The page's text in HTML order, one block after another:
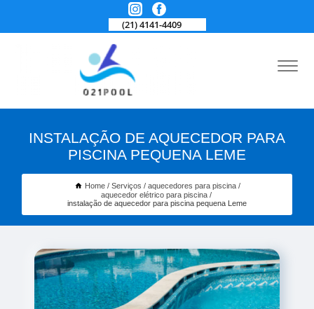
(21) 4141-4409
INSTALAÇÃO DE AQUECEDOR PARA
PISCINA PEQUENA LEME
Home Serviços
aquecedores para piscina
aquecedor elétrico para piscina
instalação de aquecedor para piscina pequena Leme